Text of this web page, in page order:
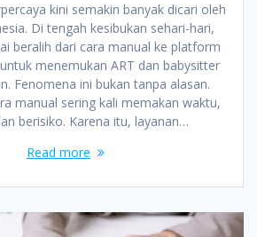
kini semakin banyak dicari oleh
Di tengah kesibukan sehari-hari,
beralih dari cara manual ke platform
menemukan ART dan babysitter
Fenomena ini bukan tanpa alasan.
manual sering kali memakan waktu,
berisiko. Karena itu, layanan…
Read more